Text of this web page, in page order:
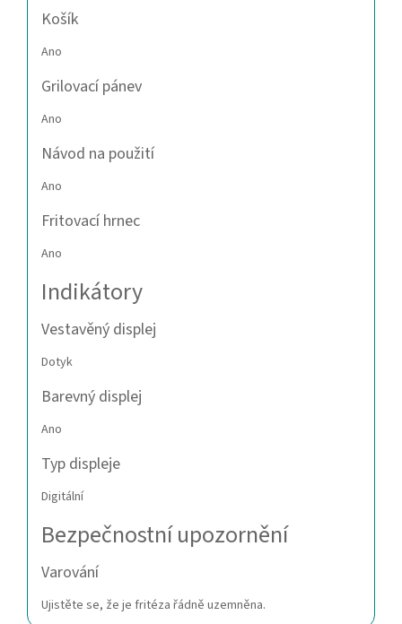
Košík
Ano
Grilovací pánev
Ano
Návod na použití
Ano
Fritovací hrnec
Ano
Indikátory
Vestavěný displej
Dotyk
Barevný displej
Ano
Typ displeje
Digitální
Bezpečnostní upozornění
Varování
Ujistěte se, že je fritéza řádně uzemněna.